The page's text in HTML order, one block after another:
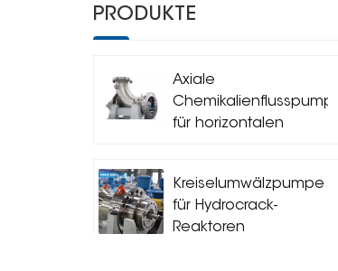
PRODUKTE
Axiale
Chemikalienflusspumpe
für horizontalen
Kreiselumwälzpumpe
für Hydrocrack-
Reaktoren